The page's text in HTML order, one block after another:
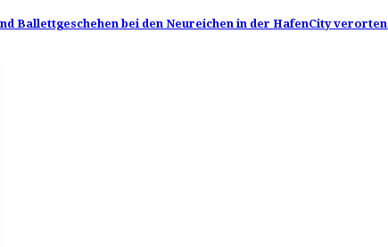
Ballettgeschehen bei den Neureichen in der HafenCity verorten